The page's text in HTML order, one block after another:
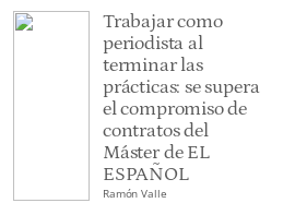
Trabajar como
periodista al
terminar las
prácticas: se supera
el compromiso de
contratos del
Máster de EL
ESPAÑOL
Ramón Valle